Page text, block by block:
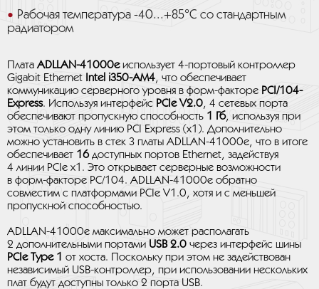
Рабочая температура -40...+85°C со стандартным
радиатором
ПлатаADLLAN-41000eиспользует 4-портовый контроллер
Gigabit Ethernet Intel i350-AM4, что обеспечивает
коммуникацию серверного уровня в форм-факторе PCI/104-
Express. Используя интерфейс PCIe V2.0, 4 сетевых порта
обеспечивают пропускную способность 1 Гб, используя при
этом только одну линию PCI Express (x1). Дополнительно
можно установить в стек 3 платы ADLLAN-41000e, что в итоге
обеспечивает 16доступных портов Ethernet, задействуя
4 линии PCIe x1. Это открывает серверные возможности
в форм-факторе PC/104. ADLLAN-41000e обратно
совместим с платформами PCIe V1.0, хотя и с меньшей
пропускной способностью.
ADLLAN-41000e максимально может располагать
2 дополнительными портами USB 2.0 через интерфейс шины
PCIe Type 1 от хоста. Поскольку при этом не задействован
независимый USB-контроллер, при использовании нескольких
плат будут доступны только 2 порта USB.